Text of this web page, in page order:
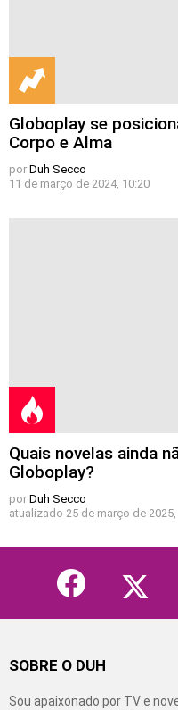
Globoplay se
Corpo e Alma
por Duh Secco
11 de março de 2024, 10:20
Quais novelas ainda
Globoplay?
por Duh Secco
atualizado 25 de março de 2025,
facebook
SOBRE O DUH
Sou apaixonado por TV e